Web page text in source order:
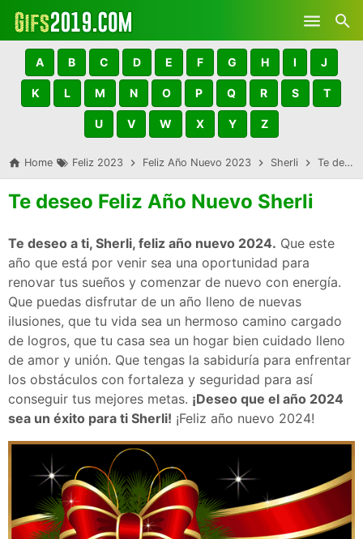
Skip to main content
A B C D E F G H I J
K L M N O P Q R S T
U V W X Y Z
Home Feliz 2023 Feliz Año Nuevo 2023 Sherli Te deseo Feliz Año Nuevo Sherli
Te deseo Feliz Año Nuevo Sherli
Te deseo a ti, Sherli, feliz año nuevo 2024. Que este
año que está por venir sea una oportunidad para
renovar tus sueños y comenzar de nuevo con energía.
Que puedas disfrutar de un año lleno de nuevas
ilusiones, que tu vida sea un hermoso camino cargado
de logros, que tu casa sea un hogar bien cuidado lleno
de amor y unión. Que tengas la sabiduría para enfrentar
los obstáculos con fortaleza y seguridad para así
conseguir tus mejores metas. ¡Deseo que el año 2024
sea un éxito para ti Sherli! ¡Feliz año nuevo 2024!